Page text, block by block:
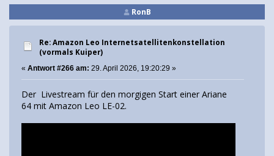
RonB
Re: Amazon Leo Internetsatellitenkonstellation
(vormals Kuiper)
« Antwort #266 am: 29. April 2026, 19:20:29 »
Der Livestream für den morgigen Start einer Ariane
64 mit Amazon Leo LE-02.